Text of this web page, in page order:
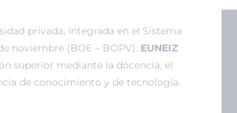
privada, integrada en el Sistema
noviembre (BOE – BOPV). EUNEIZ
superior mediante la docencia, el
de conocimiento y de tecnología.